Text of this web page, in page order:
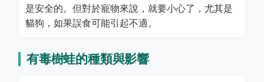
是安全的。但對於寵物來說，就要小心了，尤其是
貓狗，如果誤食可能引起不適。
有毒樹蛙的種類與影響